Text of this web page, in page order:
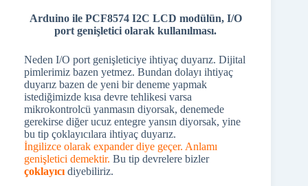
Arduino ile PCF8574 I2C LCD modülün, I/O
port genişletici olarak kullanılması.
Neden I/O port genişleticiye ihtiyaç duyarız. Dijital
pimlerimiz bazen yetmez. Bundan dolayı ihtiyaç
duyarız bazen de yeni bir deneme yapmak
istediğimizde kısa devre tehlikesi varsa
mikrokontrolcü yanmasın diyorsak, denemede
gerekirse diğer ucuz entegre yansın diyorsak, yine
bu tip çoklayıcılara ihtiyaç duyarız.
İngilizce olarak expander diye geçer. Anlamı
genişletici demektir. Bu tip devrelere bizler
çoklayıcı diyebiliriz.